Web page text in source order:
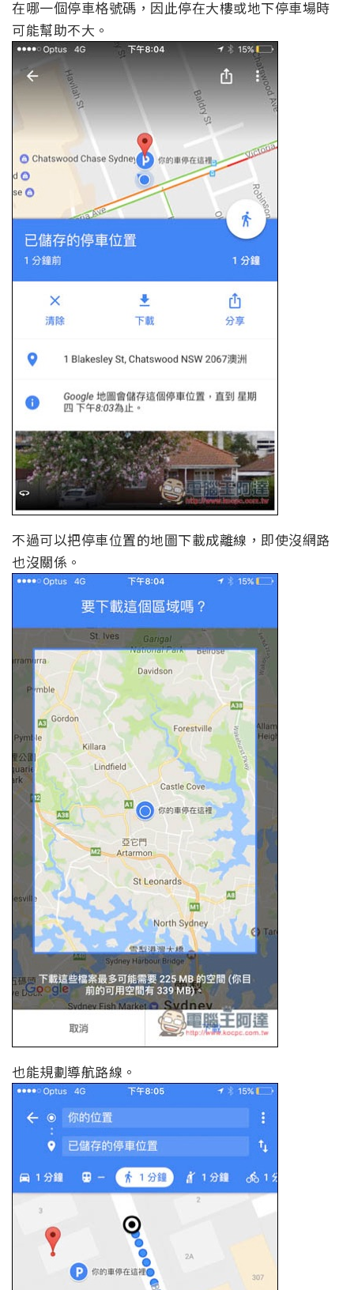
在哪一個停車格號碼，因此停在大樓或地下停車場時
可能幫助不大。
不過可以把停車位置的地圖下載成離線，即使沒網路
也沒關係。
也能規劃導航路線。